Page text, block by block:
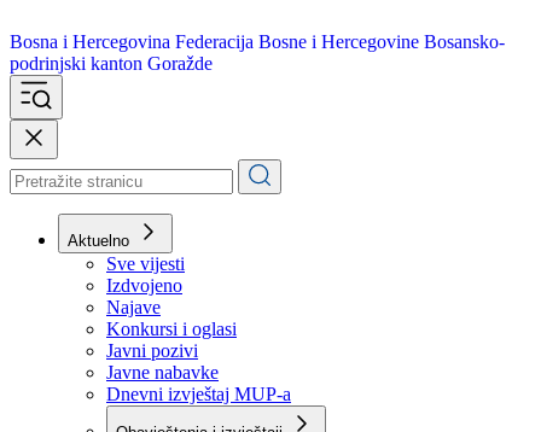
Bosna i Hercegovina
podrinjski kanton Goražde
Aktuelno
Sve vijesti
Izdvojeno
Najave
Konkursi i oglasi
Javni pozivi